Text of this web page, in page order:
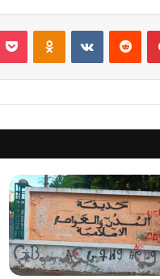
بينتيريست